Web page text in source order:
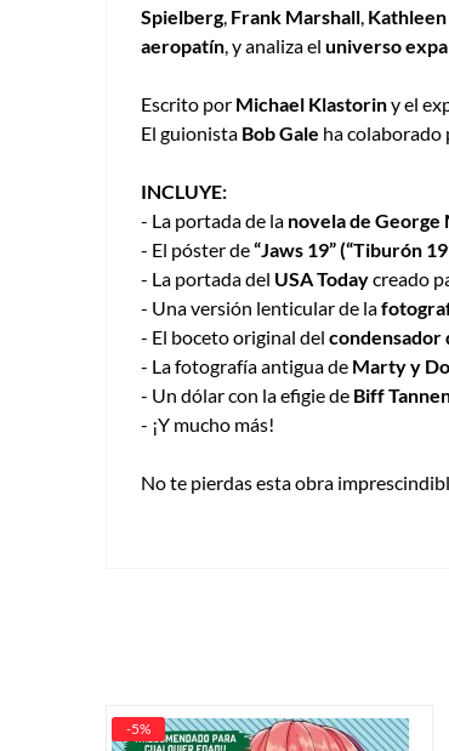
Spielberg, Frank Marshall
aeropatín , y analiza el universo
Escrito por Michael Klastoriny el
El guionista Bob Gale ha colaborado
INCLUYE:
- La portada de la novela de George
- El póster de“Jaws 19” (“Tiburón
- La portada del USA Todaycreado
- Una versión lenticular de la
- El boceto original del condensador
- La fotografía antigua de Marty y
- Un dólar con la efigie de Biff
- ¡Y mucho más!
No te pierdas esta obra
-5%